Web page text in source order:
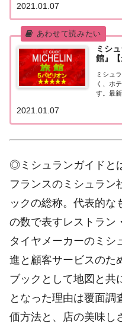
をまと
ングな
の...
2021.01.07
ミシ
館』【
ミシュ
く、ホ
す。最
とめて
に上位
2021.01.07
◎ミシュランガイドと
フランスのミシュラン
ックの総称。代表的な
の数で表すレストラン
タイヤメーカーのミシ
進と顧客サービスのた
ブックとして地図と共
となった理由は覆面調
価方法と、店の美味し